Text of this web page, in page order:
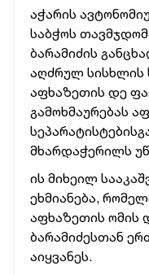
აჭარის
საბჭოს
ბარამიძის
აღძრულ სისხლის
აფხაზეთის დე
გამოხმაურებას
მხარდაჭერილს
ის მიხეილ
ეხმიანება,
აფხაზეთის ომის
ბარამიძესთან
აიყვანეს.